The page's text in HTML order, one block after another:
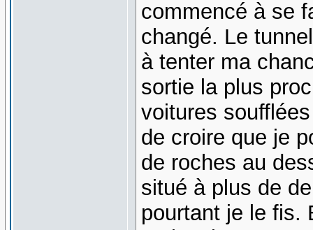
commencé à se
changé. Le
à tenter ma
sortie la plus
voitures
de croire que je
de roches au
situé à plus de
pourtant je le fis.